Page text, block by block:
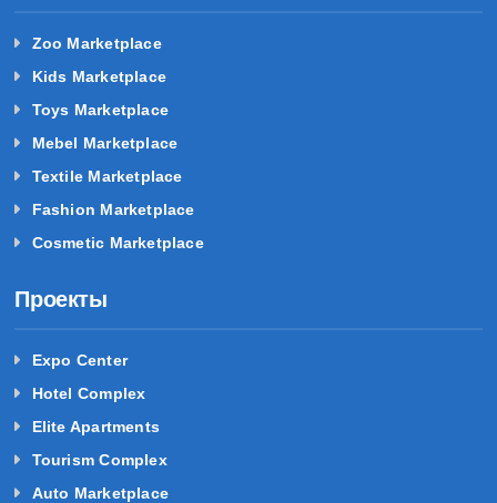
Zoo Marketplace
Kids Marketplace
Toys Marketplace
Mebel Marketplace
Textile Marketplace
Fashion Marketplace
Cosmetic Marketplace
Проекты
Expo Center
Hotel Complex
Elite Apartments
Tourism Complex
Auto Marketplace